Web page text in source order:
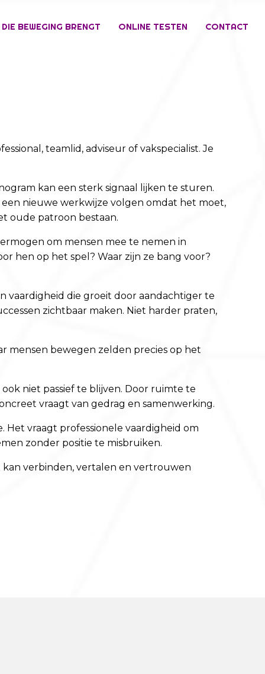
BEWEGING BRENGT ONLINE TESTEN CONTACT
teamlid, adviseur of vakspecialist. Je
kan een sterk signaal lijken te sturen.
nieuwe werkwijze volgen omdat het moet,
oude patroon bestaan.
om mensen mee te nemen in
hen op het spel? Waar zijn ze bang voor?
vaardigheid die groeit door aandachtiger te
zichtbaar maken. Niet harder praten,
mensen bewegen zelden precies op het
niet passief te blijven. Door ruimte te
vraagt van gedrag en samenwerking.
Het vraagt professionele vaardigheid om
zonder positie te misbruiken.
kan verbinden, vertalen en vertrouwen